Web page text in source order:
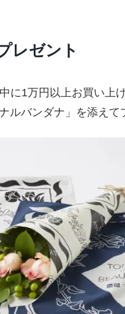
レゼント
に1万円以上お買い上
ルバンダナ」を添えて